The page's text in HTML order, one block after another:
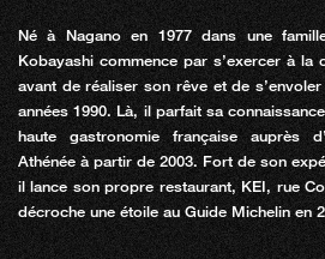
Né à Nagano en 1977 dans une
Kobayashi commence par s’exercer à la
avant de réaliser son rêve et de
années 1990. Là, il parfait sa
haute gastronomie française auprès
Athénée à partir de 2003. Fort de son
il lance son propre restaurant, KEI, rue
décroche une étoile au Guide Michelin en